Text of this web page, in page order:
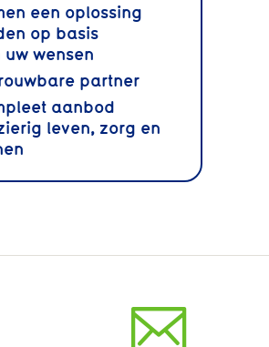
een oplossing
op basis
uw wensen
partner
aanbod
leven, zorg en